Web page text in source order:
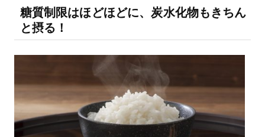
糖質制限はほどほどに、炭水化物もきちん
と摂る！